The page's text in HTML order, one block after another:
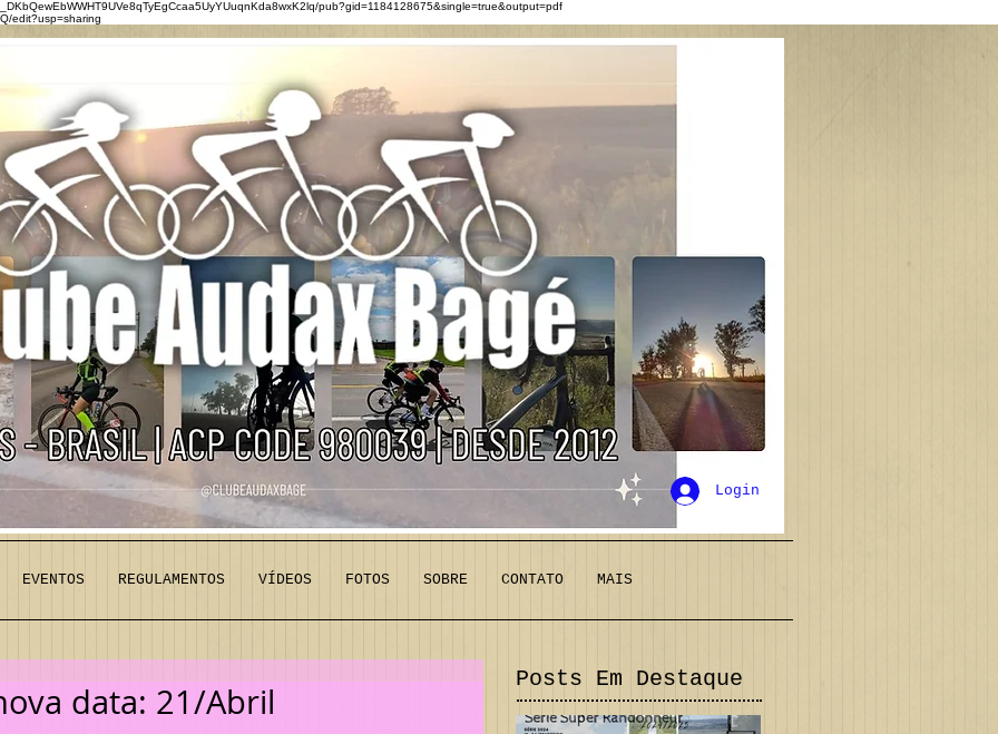
pub?gid=1184128675&single=true&output=pdf
edit?usp=sharing
Login
EVENTOS REGULAMENTOS VÍDEOS FOTOS SOBRE CONTATO MAIS
data: 21/Abril
Posts Em Destaque